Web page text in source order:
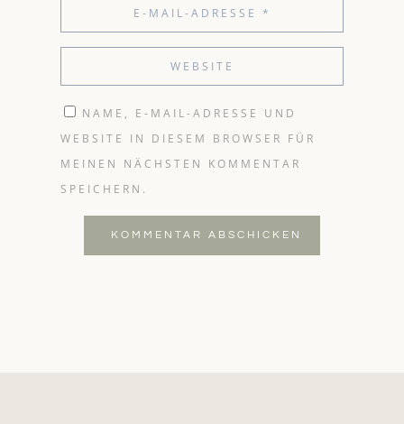
NAME, E-MAIL-ADRESSE UND
WEBSITE IN DIESEM BROWSER FÜR
MEINEN NÄCHSTEN KOMMENTAR
SPEICHERN.
KOMMENTAR ABSCHICKEN